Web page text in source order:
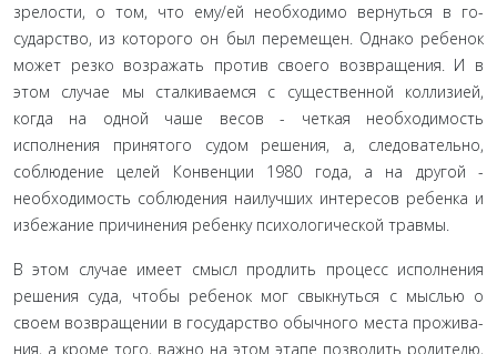
зрелости, о том, что ему/ей необходимо вернуться в го­
сударство, из которого он был перемещен. Однако ребенок
может резко возражать против своего возвращения. И в
этом случае мы сталкиваемся с существенной коллизией,
когда на одной чаше весов - четкая необходимость
исполнения при­нятого судом решения, а, следовательно,
соблюдение целей Конвенции 1980 года, а на другой -
необходимость соблюде­ния наилучших интересов ребенка и
избежание причинения ребенку психологической травмы.
В этом случае имеет смысл продлить процесс исполне­ния
решения суда, чтобы ребенок мог свыкнуться с мыслью о
своем возвращении в государство обычного места прожива­
ния, а кроме того, важно на этом этапе позволить родителю,